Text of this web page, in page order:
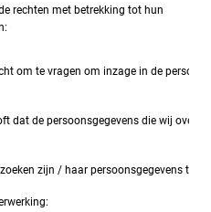
rechten met betrekking tot hun
om te vragen om inzage in de
dat de persoonsgegevens die wij over
zijn / haar persoonsgegevens te